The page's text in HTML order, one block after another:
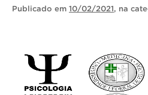
Publicado em 10/02/2021, na